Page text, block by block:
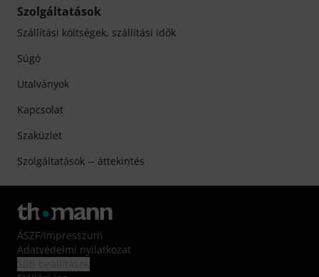
Szolgáltatások
Szállítási költségek, szállítási idők
Súgó
Utalványok
Kapcsolat
Szaküzlet
Szolgáltatások -- áttekintés
ÁSZF/Impresszum
Adatvédelmi nyilatkozat